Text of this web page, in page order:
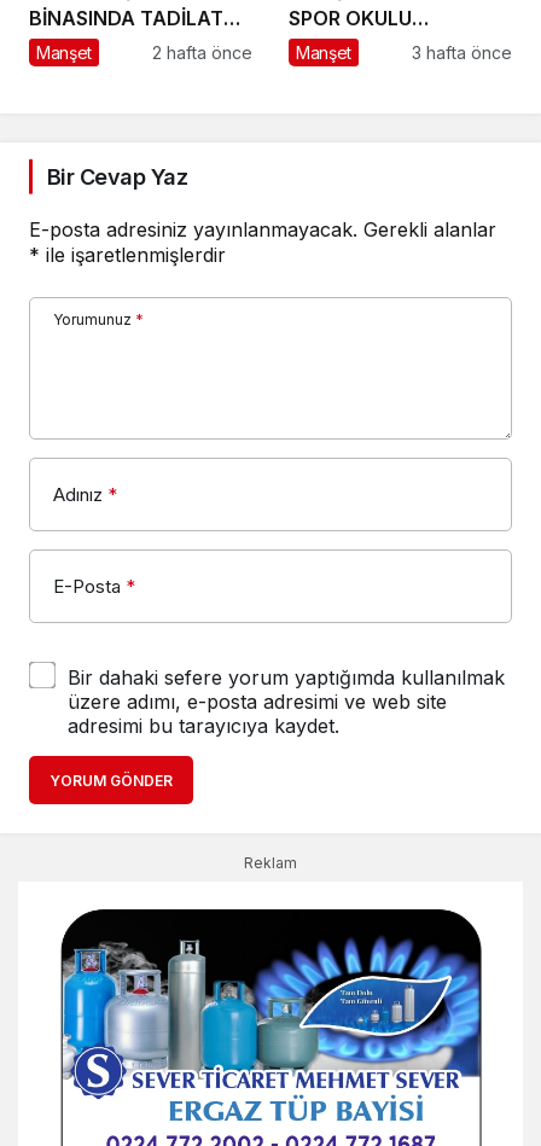
BİNASINDA TADİLAT
BAŞLADI
Manşet 2 hafta önce
SPOR OKULU
HEYECANI BAŞLADI
Manşet 3 hafta önce
Bir Cevap Yaz
E-posta adresiniz yayınlanmayacak. Gerekli alanlar
* ile işaretlenmişlerdir
Yorumunuz *
Adınız *
E-Posta *
Bir dahaki sefere yorum yaptığımda kullanılmak
üzere adımı, e-posta adresimi ve web site
adresimi bu tarayıcıya kaydet.
YORUM GÖNDER
Reklam